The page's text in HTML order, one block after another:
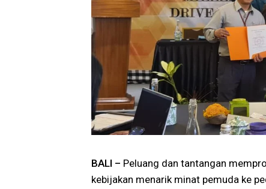
BALI – Peluang dan tantangan
kebijakan menarik minat pemuda ke